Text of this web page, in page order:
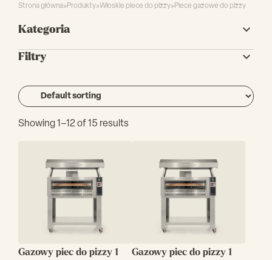
Strona główna»Produkty»Włoskie piece do pizzy»Piece gazowe do pizzy
Kategoria
Filtry
Showing 1–12 of 15 results
Gazowy piec do pizzy 1
Gazowy piec do pizzy 1